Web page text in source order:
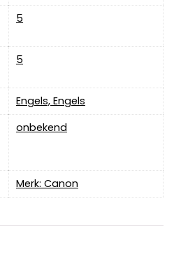
‎5
‎5
‎Engels, Engels
‎onbekend
Merk: Canon